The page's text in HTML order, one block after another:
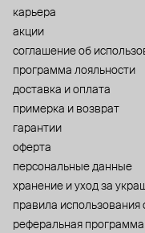
карьера
акции
cоглашение об
программа лояльности
доставка и оплата
примерка и возврат
гарантии
оферта
персональные данные
хранение и уход за
правила использования
реферальная программа